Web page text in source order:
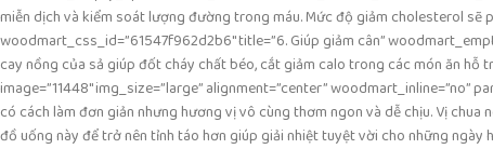
miễn dịch và kiểm soát lượng đường trong máu. Mức độ giảm cholesterol
woodmart_css_id=”61547f962d2b6″ title=”6. Giúp giảm cân”
cay nồng của sả giúp đốt cháy chất béo, cắt giảm calo trong các món ăn
image=”11448″ img_size=”large” alignment=”center”
có cách làm đơn giản nhưng hương vị vô cùng thơm ngon và dễ chịu. Vị
đồ uống này để trở nên tỉnh táo hơn giúp giải nhiệt tuyệt vời cho những